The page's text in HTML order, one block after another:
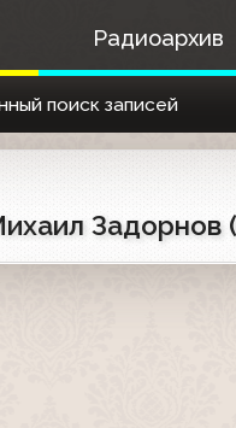
Радиоархив
поиск записей
Задорнов